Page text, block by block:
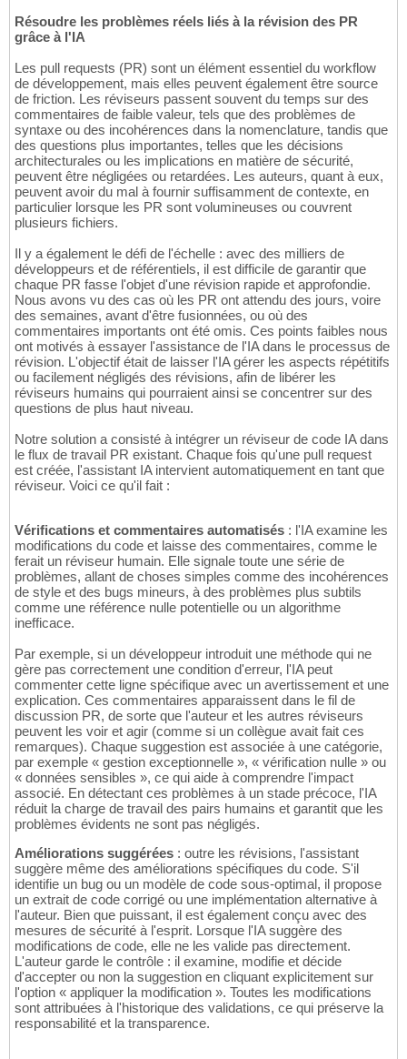
Résoudre les problèmes réels liés à la révision des PR
grâce à l'IA
Les pull requests (PR) sont un élément essentiel du workflow
de développement, mais elles peuvent également être source
de friction. Les réviseurs passent souvent du temps sur des
commentaires de faible valeur, tels que des problèmes de
syntaxe ou des incohérences dans la nomenclature, tandis que
des questions plus importantes, telles que les décisions
architecturales ou les implications en matière de sécurité,
peuvent être négligées ou retardées. Les auteurs, quant à eux,
peuvent avoir du mal à fournir suffisamment de contexte, en
particulier lorsque les PR sont volumineuses ou couvrent
plusieurs fichiers.
Il y a également le défi de l'échelle : avec des milliers de
développeurs et de référentiels, il est difficile de garantir que
chaque PR fasse l'objet d'une révision rapide et approfondie.
Nous avons vu des cas où les PR ont attendu des jours, voire
des semaines, avant d'être fusionnées, ou où des
commentaires importants ont été omis. Ces points faibles nous
ont motivés à essayer l'assistance de l'IA dans le processus de
révision. L'objectif était de laisser l'IA gérer les aspects répétitifs
ou facilement négligés des révisions, afin de libérer les
réviseurs humains qui pourraient ainsi se concentrer sur des
questions de plus haut niveau.
Notre solution a consisté à intégrer un réviseur de code IA dans
le flux de travail PR existant. Chaque fois qu'une pull request
est créée, l'assistant IA intervient automatiquement en tant que
réviseur. Voici ce qu'il fait :
Vérifications et commentaires automatisés : l'IA examine les
modifications du code et laisse des commentaires, comme le
ferait un réviseur humain. Elle signale toute une série de
problèmes, allant de choses simples comme des incohérences
de style et des bugs mineurs, à des problèmes plus subtils
comme une référence nulle potentielle ou un algorithme
inefficace.
Par exemple, si un développeur introduit une méthode qui ne
gère pas correctement une condition d'erreur, l'IA peut
commenter cette ligne spécifique avec un avertissement et une
explication. Ces commentaires apparaissent dans le fil de
discussion PR, de sorte que l'auteur et les autres réviseurs
peuvent les voir et agir (comme si un collègue avait fait ces
remarques). Chaque suggestion est associée à une catégorie,
par exemple « gestion exceptionnelle », « vérification nulle » ou
« données sensibles », ce qui aide à comprendre l'impact
associé. En détectant ces problèmes à un stade précoce, l'IA
réduit la charge de travail des pairs humains et garantit que les
problèmes évidents ne sont pas négligés.
Améliorations suggérées : outre les révisions, l'assistant
suggère même des améliorations spécifiques du code. S'il
identifie un bug ou un modèle de code sous-optimal, il propose
un extrait de code corrigé ou une implémentation alternative à
l'auteur. Bien que puissant, il est également conçu avec des
mesures de sécurité à l'esprit. Lorsque l'IA suggère des
modifications de code, elle ne les valide pas directement.
L'auteur garde le contrôle : il examine, modifie et décide
d'accepter ou non la suggestion en cliquant explicitement sur
l'option « appliquer la modification ». Toutes les modifications
sont attribuées à l'historique des validations, ce qui préserve la
responsabilité et la transparence.